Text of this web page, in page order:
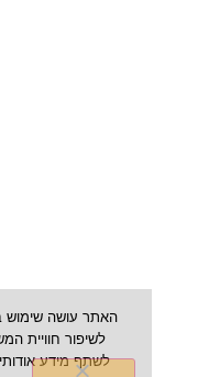
לשיפור חוויית המשתמש,
לשתף מידע אודותיך עם